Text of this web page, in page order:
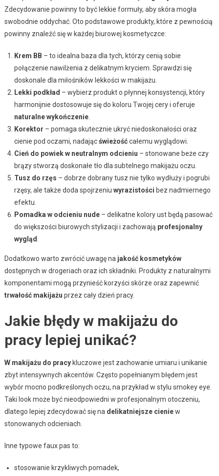
Zdecydowanie powinny to być lekkie formuły, aby skóra mogła
swobodnie oddychać. Oto podstawowe produkty, które z pewnością
powinny znaleźć się w każdej biurowej kosmetyczce:
Krem BB – to idealna baza dla tych, którzy cenią sobie
połączenie nawilżenia z delikatnym kryciem. Sprawdzi się
doskonale dla miłośników lekkości w makijażu.
Lekki podkład – wybierz produkt o płynnej konsystencji, który
harmonijnie dostosowuje się do koloru Twojej cery i oferuje
naturalne wykończenie.
Korektor – pomaga skutecznie ukryć niedoskonałości oraz
cienie pod oczami, nadającświeżośćcałemu wyglądowi.
Cień do powiek w neutralnym odcieniu – stonowane beże czy
brązy stworzą doskonałe tło dla subtelnego makijażu oczu.
Tusz do rzęs – dobrze dobrany tusz nie tylko wydłuży i pogrubi
rzęsy, ale także doda spojrzeniu wyrazistości bez nadmiernego
efektu.
Pomadka w odcieniu nude– delikatne kolory ust będą pasować
do większości biurowych stylizacji i zachowają profesjonalny
wygląd
Dodatkowo warto zwrócić uwagę na jakość kosmetyków
dostępnych w drogeriach oraz ich składniki. Produkty z naturalnymi
komponentami mogą przynieść korzyści skórze oraz zapewnić
trwałość makijażu przez cały dzień pracy.
Jakie błędy w makijażu do
pracy lepiej unikać?
W makijażu do pracykluczowe jest zachowanie umiaru i unikanie
zbyt intensywnych akcentów. Często popełnianym błędem jest
wybór mocno podkreślonych oczu, na przykład w stylu smokey eye.
Taki look może być nieodpowiedni w profesjonalnym otoczeniu,
dlatego lepiej zdecydować się na delikatniejsze cieniew
stonowanych odcieniach.
Inne typowe faux pas to:
stosowanie krzykliwych pomadek,